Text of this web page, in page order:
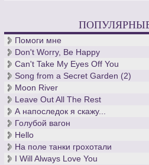
Помоги мне
Don't Worry, Be Happy
Can't Take My Eyes Off You
Song from a Secret Garden (2)
Moon River
Leave Out All The Rest
А напоследок я скажу...
Голубой вагон
Hello
На поле танки грохотали
I Will Always Love You